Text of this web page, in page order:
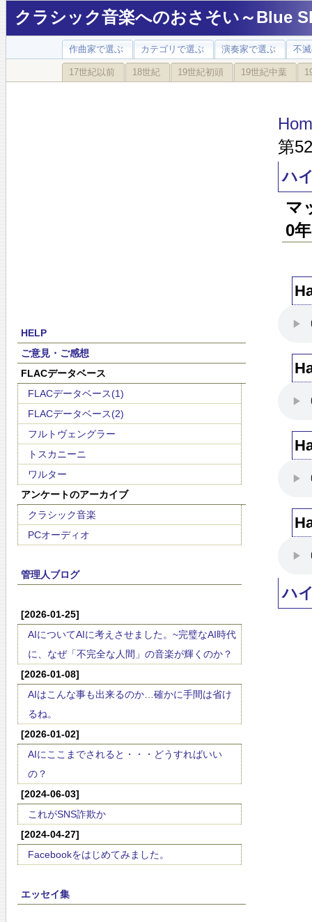
クラシック音楽へのおさそい～Blue
作曲家で選ぶ カテゴリで選ぶ 演奏家で選ぶ 不
17世紀以前 18世紀 19世紀初頭 19世紀中葉
HELP
ご意見・ご感想
FLACデータベース
FLACデータベース(1)
FLACデータベース(2)
フルトヴェングラー
トスカニーニ
ワルター
アンケートのアーカイブ
クラシック音楽
PCオーディオ
管理人ブログ
[2026-01-25]
AIについてAIに考えさせました。~完璧なAI時代
に、なぜ「不完全な人間」の音楽が輝くのか？
[2026-01-08]
AIはこんな事も出来るのか…確かに手間は省け
るね。
[2026-01-02]
AIにここまでされると・・・どうすればいい
の？
[2024-06-03]
これがSNS詐欺か
[2024-04-27]
Facebookをはじめてみました。
エッセイ集
第
ハ
マ
0
ハ